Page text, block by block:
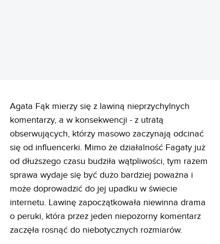
Agata Fąk mierzy się z lawiną nieprzychylnych
komentarzy, a w konsekwencji - z utratą
obserwujących, którzy masowo zaczynają odcinać
się od influencerki. Mimo że działalność Fagaty już
od dłuższego czasu budziła wątpliwości, tym razem
sprawa wydaje się być dużo bardziej poważna i
może doprowadzić do jej upadku w świecie
internetu. Lawinę zapoczątkowała niewinna drama
o peruki, która przez jeden niepozorny komentarz
zaczęła rosnąć do niebotycznych rozmiarów.